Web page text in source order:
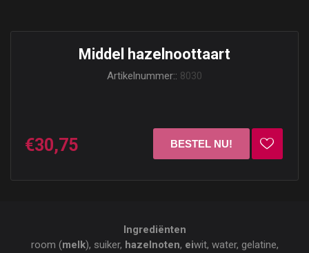
Middel hazelnoottaart
Artikelnummer:: 8030
€30,75
Ingrediënten
room (melk), suiker, hazelnoten, eiwit, water, gelatine,